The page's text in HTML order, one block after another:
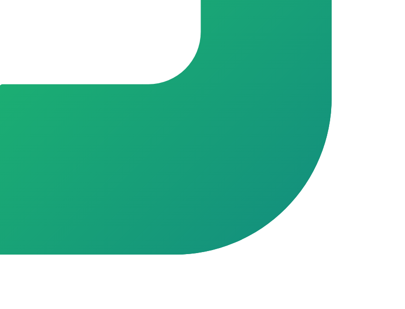
em Pedra Bela. Participe para trocar ideias com pessoas da sua cidade.